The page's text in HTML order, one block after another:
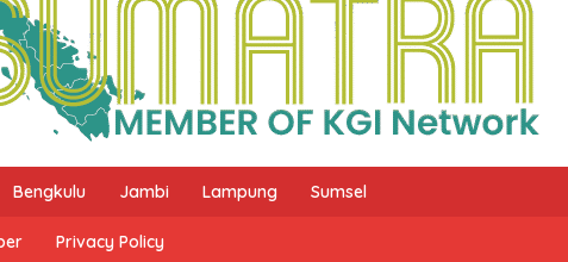
Bengkulu Jambi Lampung Sumsel
Privacy Policy